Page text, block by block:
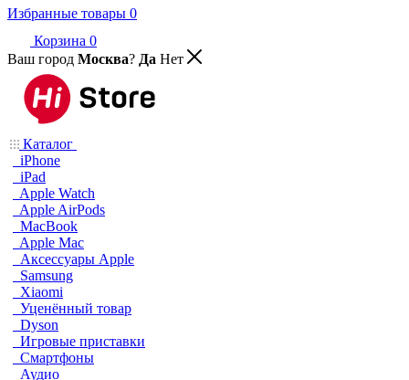
Избранные товары 0
Корзина 0
Ваш город Москва? Да Нет
Каталог
iPhone
iPad
Apple Watch
Apple AirPods
MacBook
Apple Mac
Аксессуары Apple
Samsung
Xiaomi
Уценённый товар
Dyson
Игровые приставки
Смартфоны
Аудио